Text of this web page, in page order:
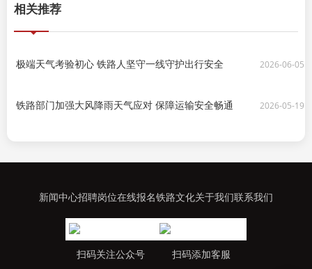
相关推荐
极端天气考验初心 铁路人坚守一线守护出行安全 2026-06-05
铁路部门加强大风降雨天气应对 保障运输安全畅通 2026-05-19
新闻中心招聘岗位在线报名铁路文化关于我们联系我们
扫码关注公众号 扫码添加客服